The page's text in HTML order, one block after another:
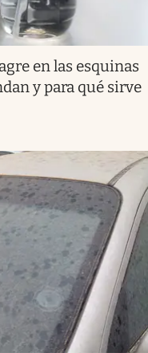
en las esquinas
y para qué sirve